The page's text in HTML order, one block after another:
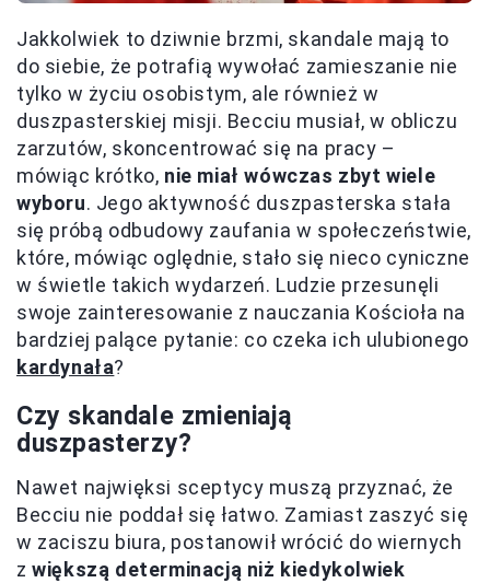
Jakkolwiek to dziwnie brzmi, skandale mają to
do siebie, że potrafią wywołać zamieszanie nie
tylko w życiu osobistym, ale również w
duszpasterskiej misji. Becciu musiał, w obliczu
zarzutów, skoncentrować się na pracy –
mówiąc krótko, nie miał wówczas zbyt wiele
wyboru. Jego aktywność duszpasterska stała
się próbą odbudowy zaufania w społeczeństwie,
które, mówiąc oględnie, stało się nieco cyniczne
w świetle takich wydarzeń. Ludzie przesunęli
swoje zainteresowanie z nauczania Kościoła na
bardziej palące pytanie: co czeka ich ulubionego
kardynała?
Czy skandale zmieniają
duszpasterzy?
Nawet najwięksi sceptycy muszą przyznać, że
Becciu nie poddał się łatwo. Zamiast zaszyć się
w zaciszu biura, postanowił wrócić do wiernych
zwiększą determinacją niż kiedykolwiek